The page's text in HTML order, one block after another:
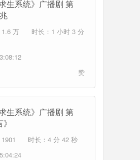
生系统》广播剧 第
万
时长：1 小时 3 分
赞
生系统》广播剧 第
时长：4 分 42 秒